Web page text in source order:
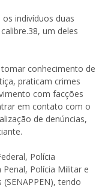
indivíduos duas
um deles
conhecimento de
praticam crimes
com facções
em contato com o
de denúncias,
Polícia
Penal, Polícia Militar e
tendo